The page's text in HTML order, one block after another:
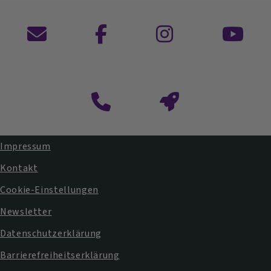
Kontaktformular
Fußbereichsmenü
Impressum
Kontakt
Cookie-Einstellungen
Newsletter
Datenschutzerklärung
Barrierefreiheitserklärung